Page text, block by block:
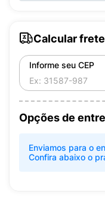
Calcular frete
Informe seu CEP
Opções de
Enviamos para o
Confira abaixo o